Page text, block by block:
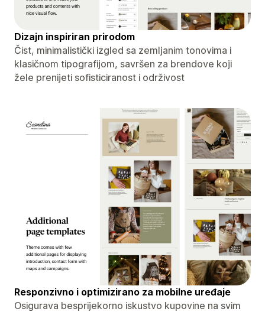
Dizajn inspiriran prirodom
Čist, minimalistički izgled sa zemljanim tonovima i
klasičnom tipografijom, savršen za brendove koji
žele prenijeti sofisticiranost i održivost
Responzivno i optimizirano za mobilne uređaje
Osigurava besprijekorno iskustvo kupovine na svim